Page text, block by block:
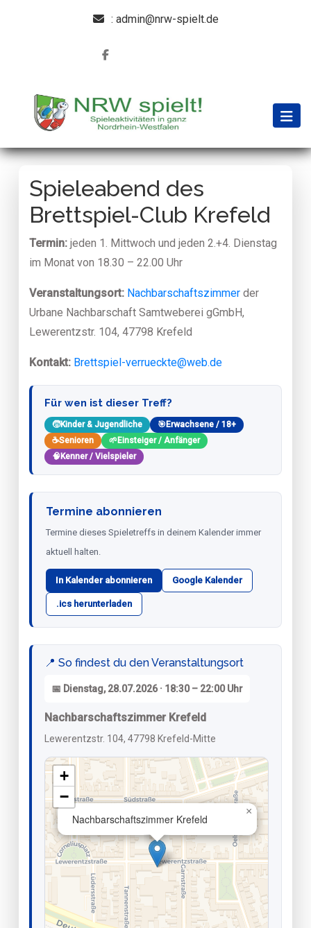
: admin@nrw-spielt.de
Spieleabend des
Brettspiel-Club Krefeld
Termin: jeden 1. Mittwoch und jeden 2.+4. Dienstag
im Monat von 18.30 – 22.00 Uhr
Veranstaltungsort: Nachbarschaftszimmer der
Urbane Nachbarschaft Samtweberei gGmbH,
Lewerentzstr. 104, 47798 Krefeld
Kontakt: Brettspiel-verrueckte@web.de
Für wen ist dieser Treff?
🧒Kinder & Jugendliche 🎯 Erwachsene / 18+
☕Senioren 🌱 Einsteiger / Anfänger
🧠 Kenner / Vielspieler
Termine abonnieren
Termine dieses Spieletreffs in deinem Kalender immer
aktuell halten.
In Kalender abonnieren Google Kalender
.ics herunterladen
📍 So findest du den Veranstaltungsort
📅 Dienstag, 28.07.2026 · 18:30 – 22:00 Uhr
Nachbarschaftszimmer Krefeld
Lewerentzstr. 104, 47798 Krefeld-Mitte
Nachbarschaftszimmer Krefeld
×
+
−